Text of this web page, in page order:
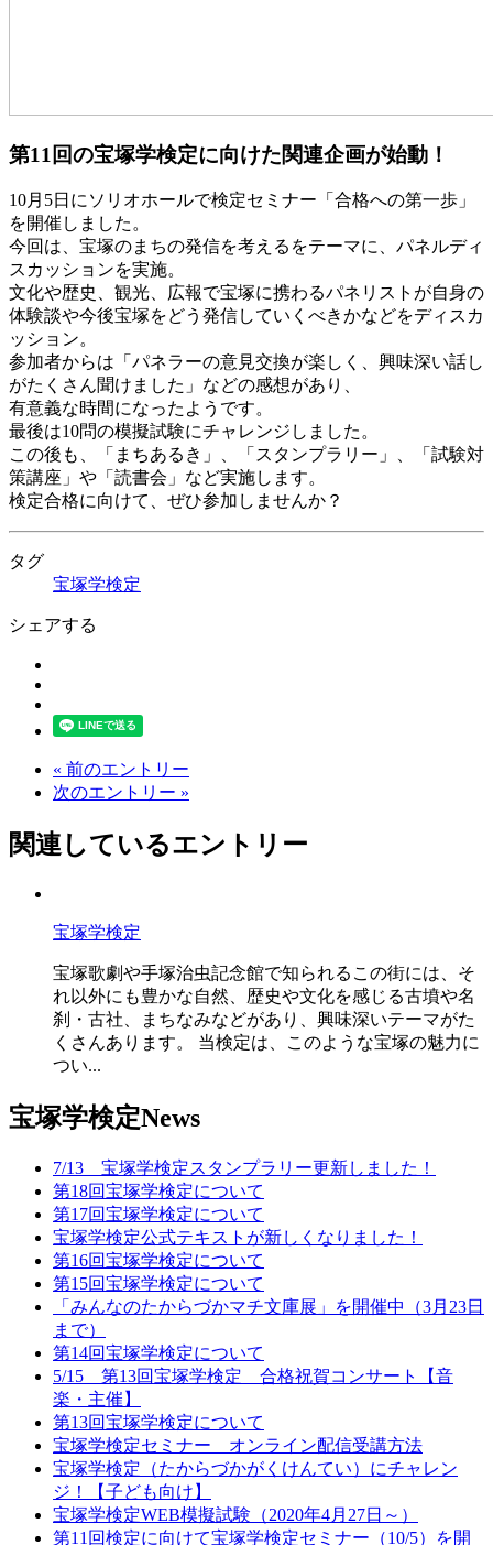
第11回の宝塚学検定に向けた関連企画が始動！
10月5日にソリオホールで検定セミナー「合格への第一歩」
を開催しました。
今回は、宝塚のまちの発信を考えるをテーマに、パネルディ
スカッションを実施。
文化や歴史、観光、広報で宝塚に携わるパネリストが自身の
体験談や今後宝塚をどう発信していくべきかなどをディスカ
ッション。
参加者からは「パネラーの意見交換が楽しく、興味深い話し
がたくさん聞けました」などの感想があり、
有意義な時間になったようです。
最後は10問の模擬試験にチャレンジしました。
この後も、「まちあるき」、「スタンプラリー」、「試験対
策講座」や「読書会」など実施します。
検定合格に向けて、ぜひ参加しませんか？
タグ
宝塚学検定
シェアする
« 前のエントリー
次のエントリー »
関連しているエントリー
宝塚学検定
宝塚歌劇や手塚治虫記念館で知られるこの街には、そ
れ以外にも豊かな自然、歴史や文化を感じる古墳や名
刹・古社、まちなみなどがあり、興味深いテーマがた
くさんあります。 当検定は、このような宝塚の魅力に
つい...
宝塚学検定News
7/13 宝塚学検定スタンプラリー更新しました！
第18回宝塚学検定について
第17回宝塚学検定について
宝塚学検定公式テキストが新しくなりました！
第16回宝塚学検定について
第15回宝塚学検定について
「みんなのたからづかマチ文庫展」を開催中（3月23日
まで）
第14回宝塚学検定について
5/15 第13回宝塚学検定 合格祝賀コンサート【音
楽・主催】
第13回宝塚学検定について
宝塚学検定セミナー オンライン配信受講方法
宝塚学検定（たからづかがくけんてい）にチャレン
ジ！【子ども向け】
宝塚学検定WEB模擬試験（2020年4月27日～）
第11回検定に向けて宝塚学検定セミナー（10/5）を開